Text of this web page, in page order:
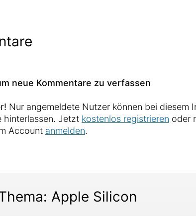
neue Kommentare zu verfassen
Nur angemeldete Nutzer können bei diesem
hinterlassen. Jetzt kostenlos registrieren oder
Account anmelden.
Apple Silicon